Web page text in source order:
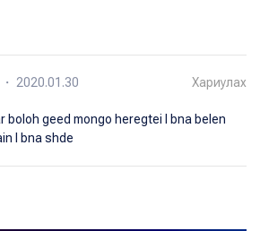
2020.01.30 Хариулах
boloh geed mongo heregtei l bna belen
l bna shde